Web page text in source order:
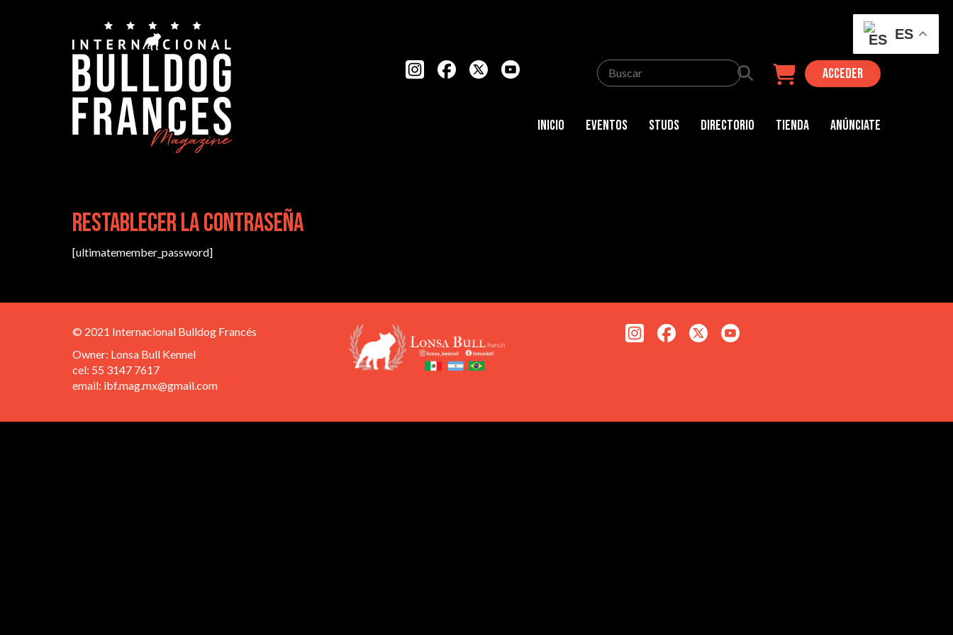
Buscar
x Acceder
Inicio Eventos Studs Directorio Tienda Anúnciate
Restablecer la contraseña
[ultimatemember_password]
© 2021 Internacional Bulldog Francés
Owner: Lonsa Bull Kennel
cel: 55 3147 7617
email: ibf.mag.mx@gmail.com
ES